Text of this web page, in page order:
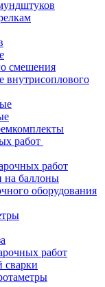
смешения
внутрисоплового
работ
работ
на баллоны
оборудования
работ
сварки